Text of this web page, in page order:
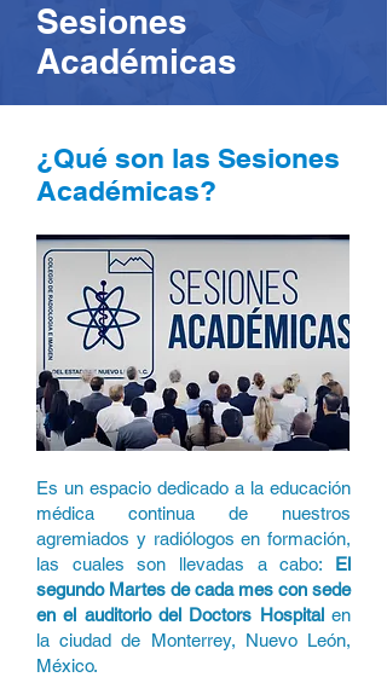
Sesiones
Académicas
¿Qué son las Sesiones
Académicas?
Es un espacio dedicado a la educación
médica continua de nuestros
agremiados y radiólogos en formación,
las cuales son llevadas a cabo: El
segundo Martes de cada mes con sede
en el auditorio del Doctors Hospitalen
la ciudad de Monterrey, Nuevo León,
México.